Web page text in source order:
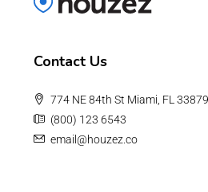
Contact Us
774 NE 84th St Miami, FL 33879
(800) 123 6543
email@houzez.co